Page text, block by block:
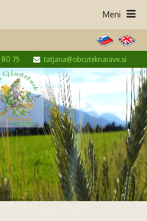
80 75 tatjana@obcuteknarave.si